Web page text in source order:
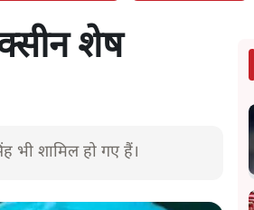
शेष
भी शामिल हो गए हैं।